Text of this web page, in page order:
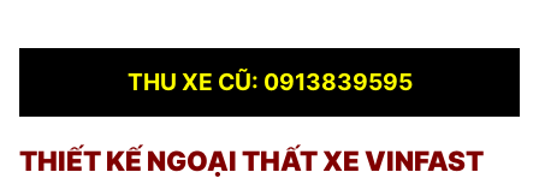
THU XE CŨ: 0913839595
THIẾT KẾ NGOẠI THẤT XE VINFAST